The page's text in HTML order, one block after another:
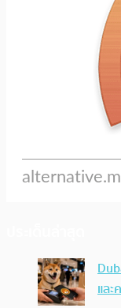
แล